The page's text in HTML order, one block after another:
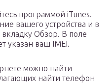
программой iTunes.
вашего устройства и в
Обзор. В поле
указан ваш IMEI.
можно найти
найти телефон